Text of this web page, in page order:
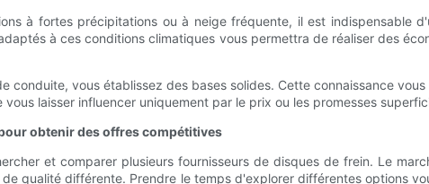
à fortes précipitations ou à neige fréquente, il est indispensable
à ces conditions climatiques vous permettra de réaliser des
conduite, vous établissez des bases solides. Cette connaissance
laisser influencer uniquement par le prix ou les promesses
obtenir des offres compétitives
et comparer plusieurs fournisseurs de disques de frein. Le
qualité différente. Prendre le temps d'explorer différentes options